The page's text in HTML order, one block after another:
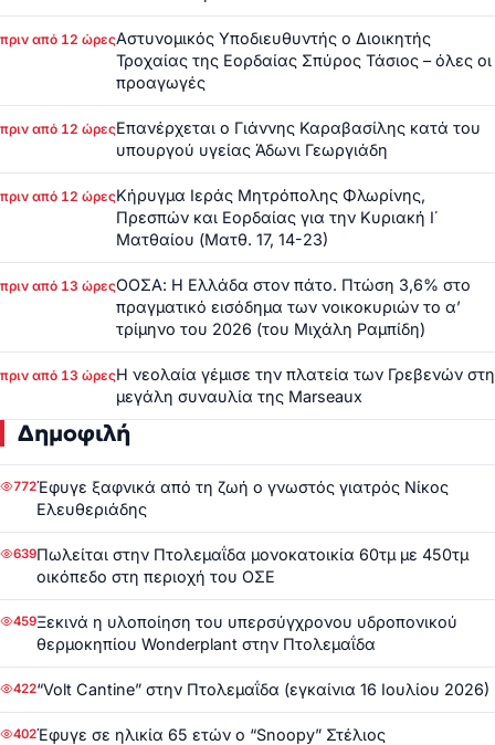
πριν από 12 ώρεςΑστυνομικός Υποδιευθυντής ο Διοικητής
Τροχαίας της Εορδαίας Σπύρος Τάσιος – όλες οι
προαγωγές
πριν από 12 ώρεςΕπανέρχεται ο Γιάννης Καραβασίλης κατά του
υπουργού υγείας Άδωνι Γεωργιάδη
πριν από 12 ώρεςΚήρυγμα Ιεράς Μητρόπολης Φλωρίνης,
Πρεσπών και Εορδαίας για την Κυριακή Ι΄
Ματθαίου (Ματθ. 17, 14-23)
πριν από 13 ώρεςΟΟΣΑ: Η Ελλάδα στον πάτο. Πτώση 3,6% στο
πραγματικό εισόδημα των νοικοκυριών το α’
τρίμηνο του 2026 (του Μιχάλη Ραμπίδη)
πριν από 13 ώρεςΗ νεολαία γέμισε την πλατεία των Γρεβενών στη
μεγάλη συναυλία της Marseaux
Δημοφιλή
772Έφυγε ξαφνικά από τη ζωή ο γνωστός γιατρός Νίκος
Ελευθεριάδης
639Πωλείται στην Πτολεμαΐδα μονοκατοικία 60τμ με 450τμ
οικόπεδο στη περιοχή του ΟΣΕ
459Ξεκινά η υλοποίηση του υπερσύγχρονου υδροπονικού
θερμοκηπίου Wonderplant στην Πτολεμαΐδα
422“Volt Cantine” στην Πτολεμαΐδα (εγκαίνια 16 Ιουλίου 2026)
402Έφυγε σε ηλικία 65 ετών ο “Snoopy” Στέλιος